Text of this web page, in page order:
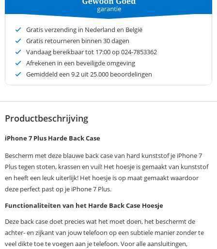
Gratis verzending in Nederland en België
Gratis retourneren binnen 30 dagen
Vandaag bereikbaar tot 17:00 op 024-7853362
Afrekenen in een beveiligde omgeving
Gemiddeld een 9.2 uit 25.000 beoordelingen
Productbeschrijving
iPhone 7 Plus Harde Back Case
Bescherm met deze blauwe back case van hard kunststof je iPhone 7
Plus tegen stoten, krassen en vuil! Het hoesje is gemaakt van kunststof
en heeft een leuk uiterlijk! Het hoesje is op maat gemaakt waardoor
deze perfect past op je iPhone 7 Plus.
Functionaliteiten van het Harde Back Case Hoesje
Deze back case doet precies wat het moet doen, het beschermt de
achter- en zijkant van jouw telefoon op een subtiele manier zonder te
veel dikte toe te voegen aan je telefoon. Voor alle aansluitingen,